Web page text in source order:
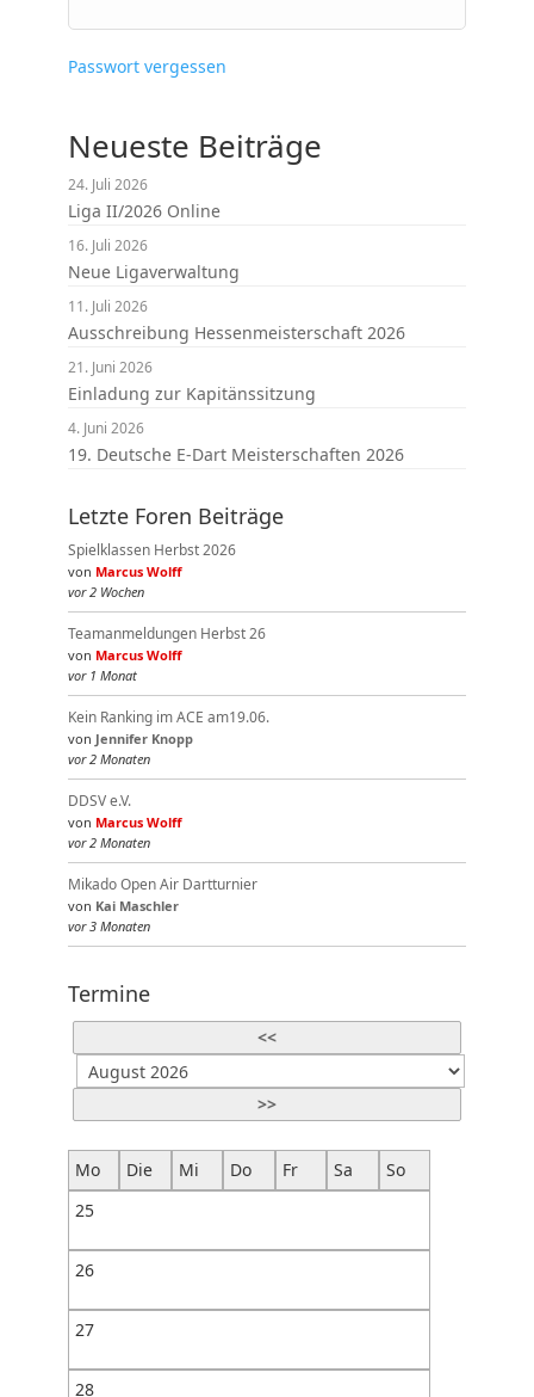
Passwort vergessen
Neueste Beiträge
Liga II/2026 Online
24. Juli 2026
Neue Ligaverwaltung
16. Juli 2026
Ausschreibung Hessenmeisterschaft 2026
11. Juli 2026
Einladung zur Kapitänssitzung
21. Juni 2026
19. Deutsche E-Dart Meisterschaften 2026
4. Juni 2026
Letzte Foren Beiträge
Spielklassen Herbst 2026
von Marcus Wolff
vor 2 Wochen
Teamanmeldungen Herbst 26
von Marcus Wolff
vor 1 Monat
Kein Ranking im ACE am19.06.
von Jennifer Knopp
vor 2 Monaten
DDSV e.V.
von Marcus Wolff
vor 2 Monaten
Mikado Open Air Dartturnier
von Kai Maschler
vor 3 Monaten
Termine
<<
>>
Mo Die Mi Do Fr Sa
So
25
26
27
28